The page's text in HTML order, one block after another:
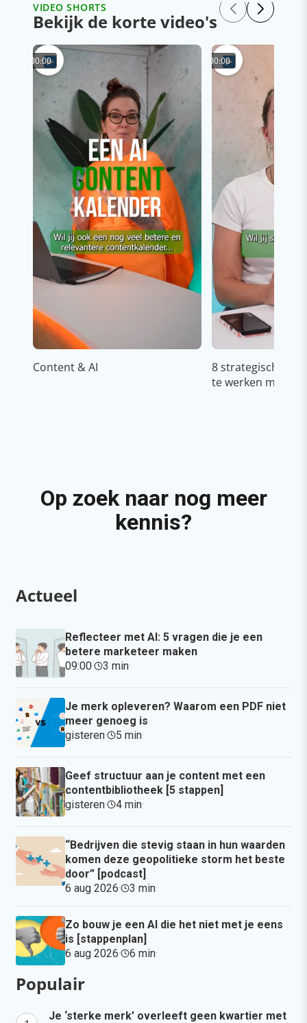
VIDEO SHORTS
Bekijk de korte video's
00:00
Content & AI
00:00
8 strategische
te werken met
Op zoek naar nog meer
kennis?
Actueel
Reflecteer met AI: 5 vragen die je een
betere marketeer maken
09:00· 3 min·
Je merk opleveren? Waarom een PDF niet
meer genoeg is
gisteren· 5 min·
Geef structuur aan je content met een
contentbibliotheek [5 stappen]
gisteren· 4 min·
“Bedrijven die stevig staan in hun waarden
komen deze geopolitieke storm het beste
door” [podcast]
6 aug 2026· 3 min·
Zo bouw je een AI die het niet met je eens
is [stappenplan]
6 aug 2026· 6 min·
Populair
Je ‘sterke merk’ overleeft geen kwartier met